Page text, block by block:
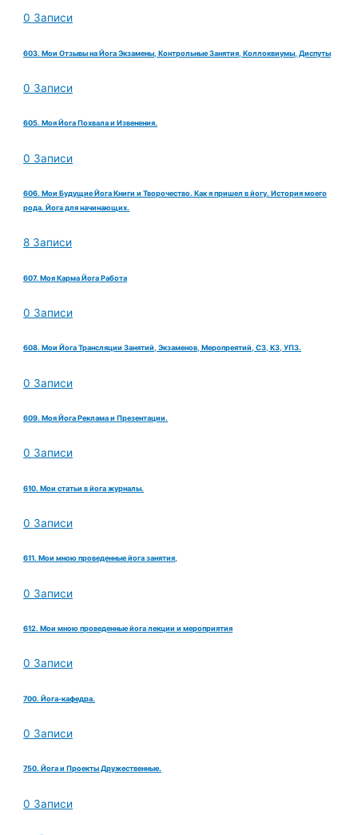
0 Записи
603. Мои Отзывы на Йога Экзамены, Контрольные Занятия, Коллоквиумы, Диспуты
0 Записи
605. Моя Йога Похвала и Извенения.
0 Записи
606. Мои Будущие Йога Книги и Творочество. Как я пришел в йогу. История моего
рода. Йога для начинающих.
8 Записи
607. Моя Карма Йога Работа
0 Записи
608. Мои Йога Трансляции Занятий, Экзаменов, Меропреятий, СЗ, КЗ, УПЗ.
0 Записи
609. Моя Йога Реклама и Презентации.
0 Записи
610. Мои статьи в йога журналы.
0 Записи
611. Мои мною проведенные йога занятия,
0 Записи
612. Мои мною проведенные йога лекции и мероприятия
0 Записи
700. Йога-кафедра.
0 Записи
750. Йога и Проекты Дружественные.
0 Записи